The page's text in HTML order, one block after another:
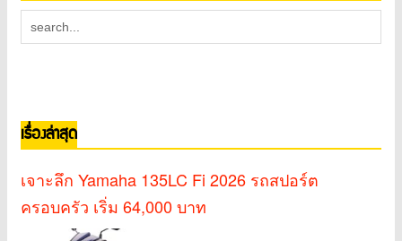
เรื่องล่าสุด
เจาะลึก Yamaha 135LC Fi 2026 รถสปอร์ต
ครอบครัว เริ่ม 64,000 บาท